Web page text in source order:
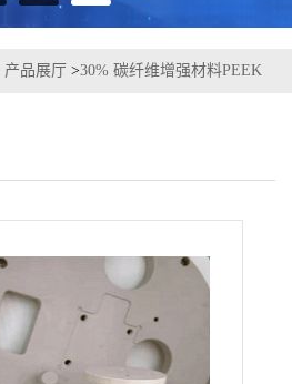
产品展厅 >30% 碳纤维增强材料PEEK